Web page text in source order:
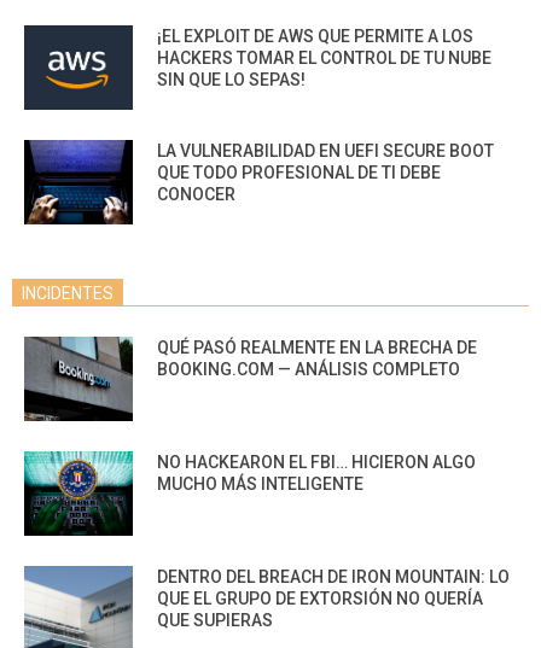
¡EL EXPLOIT DE AWS QUE PERMITE A LOS
HACKERS TOMAR EL CONTROL DE TU NUBE
SIN QUE LO SEPAS!
LA VULNERABILIDAD EN UEFI SECURE BOOT
QUE TODO PROFESIONAL DE TI DEBE
CONOCER
INCIDENTES
QUÉ PASÓ REALMENTE EN LA BRECHA DE
BOOKING.COM — ANÁLISIS COMPLETO
NO HACKEARON EL FBI… HICIERON ALGO
MUCHO MÁS INTELIGENTE
DENTRO DEL BREACH DE IRON MOUNTAIN: LO
QUE EL GRUPO DE EXTORSIÓN NO QUERÍA
QUE SUPIERAS